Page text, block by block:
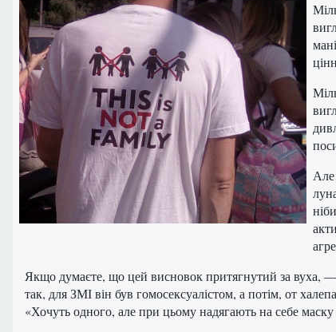
Але
Якщо думаєте, що цей висновок притягнутий за вуха, —
так, для ЗМІ він був гомосексуалістом, а потім, от
«Хочуть одного, але при цьому надягають на себе